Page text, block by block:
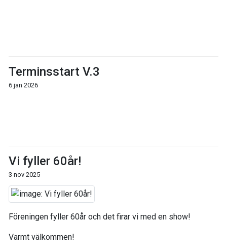
Terminsstart V.3
6 jan 2026
Vi fyller 60år!
3 nov 2025
Föreningen fyller 60år och det firar vi med en show!
Varmt välkommen!